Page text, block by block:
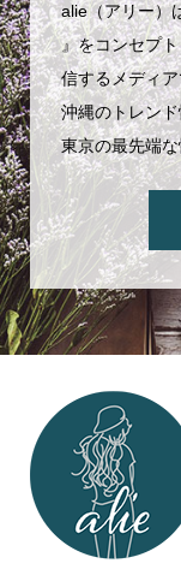
alie（アリー）
』をコンセプ
信するメディ
沖縄のトレン
東京の最先端な